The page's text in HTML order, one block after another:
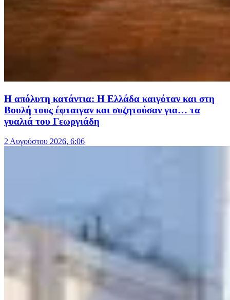
Η απόλυτη κατάντια: Η Ελλάδα καιγόταν και στη
Βουλή τους έφταιγαν και συζητούσαν για… τα
γυαλιά του Γεωργιάδη
2 Αυγούστου 2026, 6:06